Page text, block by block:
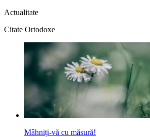
Actualitate
Citate Ortodoxe
Mâhniți-vă cu măsură!